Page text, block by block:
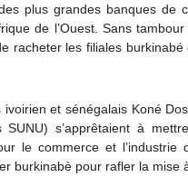
plus grandes banques
de l’Ouest. Sans
racheter les filiales
et sénégalais Koné
SUNU) s’apprêtaient à
le commerce et
burkinabè pour rafler la mise